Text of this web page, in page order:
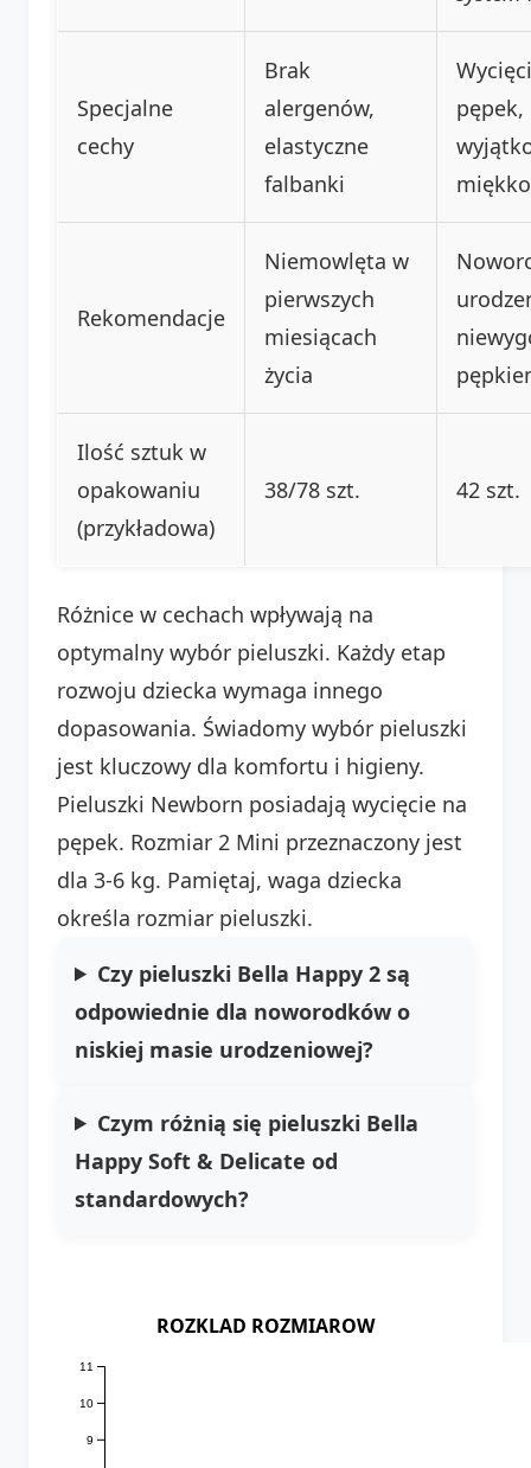
Specjalne
cechy
Brak
alergenów,
elastyczne
falbanki
pępek,
Rekomendacje
Niemowlęta w
pierwszych
miesiącach
życia
Ilość sztuk w
opakowaniu
(przykładowa)
38/78 szt. 42 szt.
Różnice w cechach wpływają na
optymalny wybór pieluszki. Każdy etap
rozwoju dziecka wymaga innego
dopasowania. Świadomy wybór pieluszki
jest kluczowy dla komfortu i higieny.
Pieluszki Newborn posiadają wycięcie na
pępek. Rozmiar 2 Mini przeznaczony jest
dla 3-6 kg. Pamiętaj, waga dziecka
określa rozmiar pieluszki.
Czy pieluszki Bella Happy 2 są
odpowiednie dla noworodków o
niskiej masie urodzeniowej?
Czym różnią się pieluszki Bella
Happy Soft & Delicate od
standardowych?
ROZKLAD ROZMIAROW
9
10
11